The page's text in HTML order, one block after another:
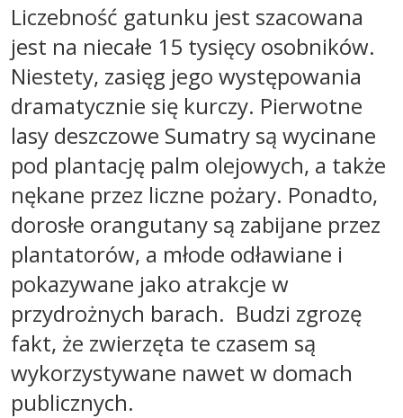
Liczebność gatunku jest szacowana
jest na niecałe 15 tysięcy osobników.
Niestety, zasięg jego występowania
dramatycznie się kurczy. Pierwotne
lasy deszczowe Sumatry są wycinane
pod plantację palm olejowych, a także
nękane przez liczne pożary. Ponadto,
dorosłe orangutany są zabijane przez
plantatorów, a młode odławiane i
pokazywane jako atrakcje w
przydrożnych barach. Budzi zgrozę
fakt, że zwierzęta te czasem są
wykorzystywane nawet w domach
publicznych.